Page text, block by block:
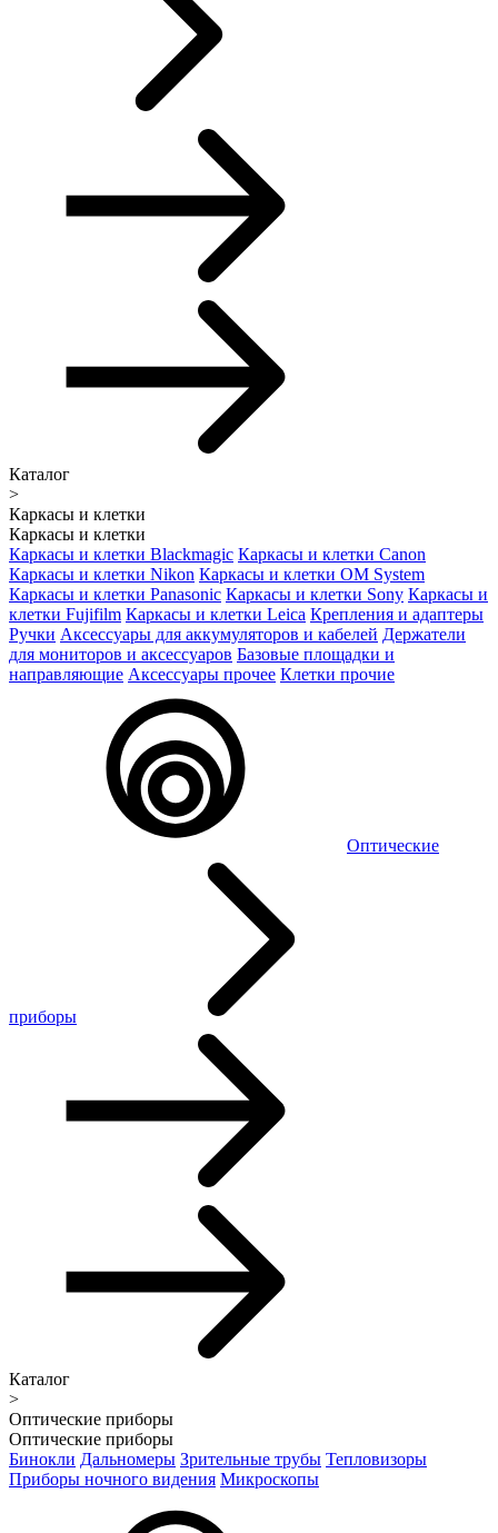
Каталог
>
Каркасы и клетки
Каркасы и клетки
Каркасы и клетки Blackmagic Каркасы и клетки Canon
Каркасы и клетки Nikon Каркасы и клетки OM System
Каркасы и клетки Panasonic Каркасы и клетки Sony Каркасы и
клетки Fujifilm Каркасы и клетки Leica Крепления и адаптеры
Ручки Аксессуары для аккумуляторов и кабелей Держатели
для мониторов и аксессуаров Базовые площадки и
направляющие Аксессуары прочее Клетки прочие
Оптические
приборы
Каталог
>
Оптические приборы
Оптические приборы
Бинокли Дальномеры Зрительные трубы Тепловизоры
Приборы ночного видения Микроскопы